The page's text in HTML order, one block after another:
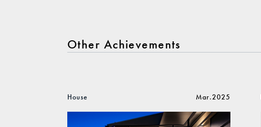
Other Achievements
House Mar.2025